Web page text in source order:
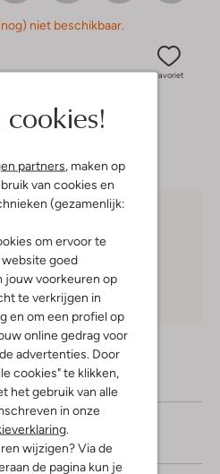
cookies!
partners , maken op
van cookies en
(gezamenlijk:
om ervoor te
goed
jouw voorkeuren op
te verkrijgen in
en om een profiel op
online gedrag voor
advertenties. Door
cookies" te klikken,
het gebruik van alle
in onze
wijzigen? Via de
de pagina kun je
niet beschikbaar.
Favoriet
37 boutiques
30 dagen*